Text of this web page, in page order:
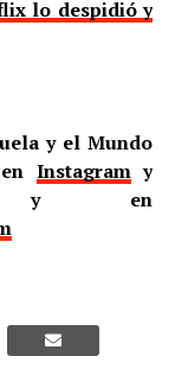
lo despidió y
y el Mundo
Instagramy
en